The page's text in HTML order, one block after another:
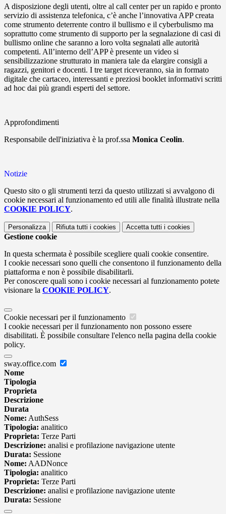
A disposizione degli utenti, oltre al call center per un rapido e pronto
servizio di assistenza telefonica, c’è anche l’innovativa APP creata
come strumento deterrente contro il bullismo e il cyberbulismo ma
soprattutto come strumento di supporto per la segnalazione di casi di
bullismo online che saranno a loro volta segnalati alle autorità
competenti. All’interno dell’APP è presente un video si
sensibilizzazione strutturato in maniera tale da elargire consigli a
ragazzi, genitori e docenti. I tre target riceveranno, sia in formato
digitale che cartaceo, interessanti e preziosi booklet informativi scritti
ad hoc dai più grandi esperti del settore.
Approfondimenti
Responsabile dell'iniziativa è la prof.ssa Monica Ceolin.
Notizie
Questo sito o gli strumenti terzi da questo utilizzati si avvalgono di
cookie necessari al funzionamento ed utili alle finalità illustrate nella
COOKIE POLICY.
Personalizza Rifiuta tutti i cookies Accetta tutti i cookies
Gestione cookie
In questa schermata è possibile scegliere quali cookie consentire.
I cookie necessari sono quelli che consentono il funzionamento della
piattaforma e non è possibile disabilitarli.
Per conoscere quali sono i cookie necessari al funzionamento potete
visionare la COOKIE POLICY.
Cookie necessari per il funzionamento
I cookie necessari per il funzionamento non possono essere
disabilitati. È possibile consultare l'elenco nella pagina della cookie
policy.
sway.office.com
Nome
Tipologia
Proprieta
Descrizione
Durata
Nome: AuthSess
Tipologia: analitico
Proprieta: Terze Parti
Descrizione: analisi e profilazione navigazione utente
Durata: Sessione
Nome: AADNonce
Tipologia: analitico
Proprieta: Terze Parti
Descrizione: analisi e profilazione navigazione utente
Durata: Sessione